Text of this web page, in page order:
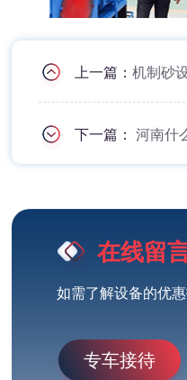
上一篇：机制砂
下一篇：河南什
在线留
如需了解设备的优
专车接待